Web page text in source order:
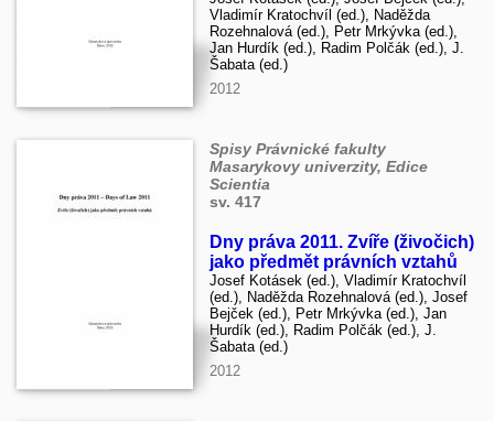
Vladimír Kratochvíl (ed.), Naděžda
Rozehnalová (ed.), Petr Mrkývka (ed.),
Jan Hurdík (ed.), Radim Polčák (ed.), J.
Šabata (ed.)
2012
Spisy Právnické fakulty
Masarykovy univerzity, Edice
Scientia
sv. 417
Dny práva 2011. Zvíře (živočich)
jako předmět právních vztahů
Josef Kotásek (ed.), Vladimír Kratochvíl
(ed.), Naděžda Rozehnalová (ed.), Josef
Bejček (ed.), Petr Mrkývka (ed.), Jan
Hurdík (ed.), Radim Polčák (ed.), J.
Šabata (ed.)
2012